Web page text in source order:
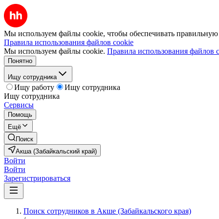
Мы используем файлы cookie, чтобы обеспечивать правильную
Правила использования файлов cookie
Мы используем файлы cookie. Правила использования файлов
Понятно
Ищу сотрудника
Ищу работу
Ищу сотрудника
Ищу сотрудника
Сервисы
Помощь
Ещё
Поиск
Акша (Забайкальский край)
Войти
Войти
Зарегистрироваться
Поиск сотрудников в Акше (Забайкальского края)